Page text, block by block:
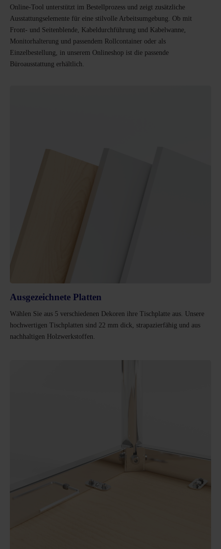
Online-Tool unterstützt im Bestellprozess und zeigt zusätzliche
Ausstattungselemente für eine stilvolle Arbeitsumgebung. Ob mit
Front- und Seitenblende, Kabeldurchführung und Kabelwanne,
Monitorhalterung und passendem Rollcontainer oder als
Einzelbestellung, in unserem Onlineshop ist die passende
Büroausstattung erhältlich.
Ausgezeichnete Platten
Wählen Sie aus 5 verschiedenen Dekoren ihre Tischplatte aus. Unsere
hochwertigen Tischplatten sind 22 mm dick, strapazierfähig und aus
nachhaltigen Holzwerkstoffen.